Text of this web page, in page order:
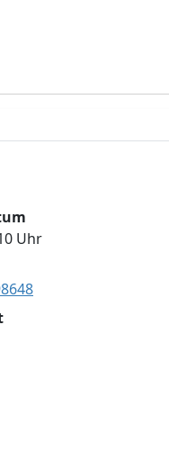
Uhr